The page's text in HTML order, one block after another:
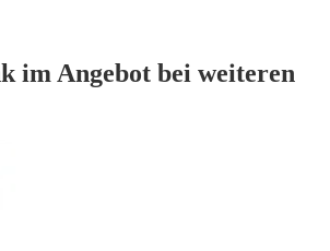
im Angebot bei weiteren